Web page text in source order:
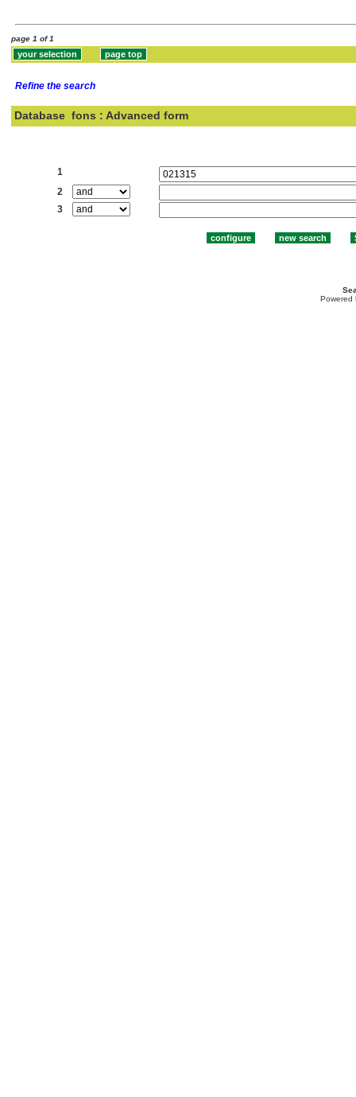
page 1 of 1
Refine the search
Database fons : Advanced form
1
2
3